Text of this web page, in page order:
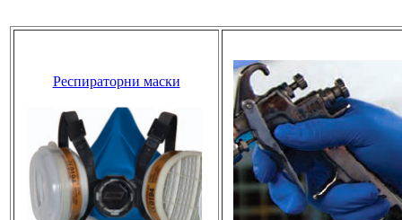
Респираторни маски